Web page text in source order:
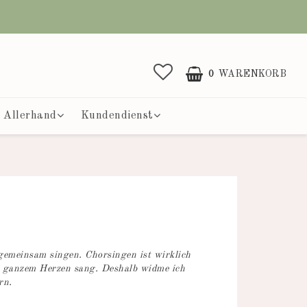
0 WARENKORB
Allerhand Kundendienst
singen. Chorsingen ist wirklich
Herzen sang. Deshalb widme ich